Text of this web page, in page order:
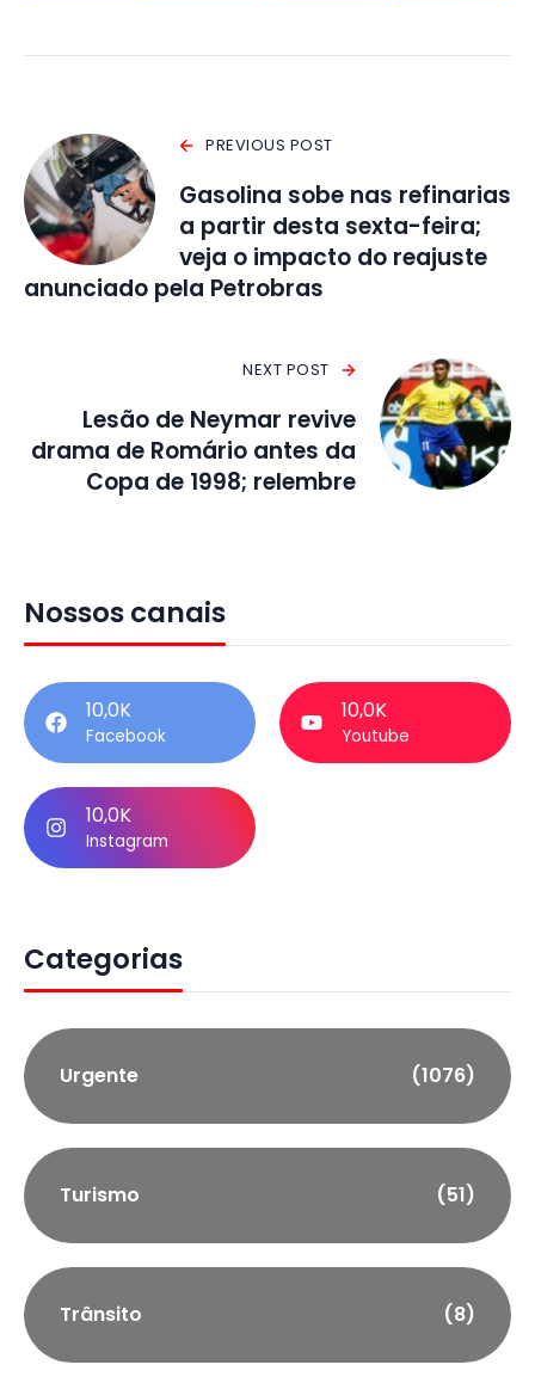
PREVIOUS POST
Gasolina sobe nas refinarias
a partir desta sexta-feira;
veja o impacto do reajuste
anunciado pela Petrobras
NEXT POST
Lesão de Neymar revive
drama de Romário antes da
Copa de 1998; relembre
Nossos canais
10,0K
Facebook
10,0K
Youtube
10,0K
Instagram
Categorias
Urgente (1076)
Turismo (51)
Trânsito (8)